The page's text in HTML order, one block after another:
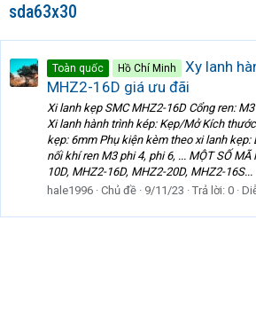
sda63x30
Toàn quốc Hồ Chí Minh
Xy lanh
MHZ2-16D giá ưu đãi
Xi lanh kẹp SMC MHZ2-16D Cổng ren:
Xi lanh hành trình kép: Kẹp/Mở Kích
kẹp: 6mm Phụ kiện kèm theo xi lanh kẹp:
nối khí ren M3 phi 4, phi 6, ... MỘT SỐ
10D, MHZ2-16D, MHZ2-20D, MHZ2-16S...
hale1996 Chủ đề 9/11/23 Trả lời: 0